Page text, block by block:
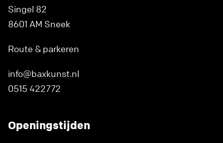
Singel 82
8601 AM Sneek
Route & parkeren
info@baxkunst.nl
0515 422772
Openingstijden